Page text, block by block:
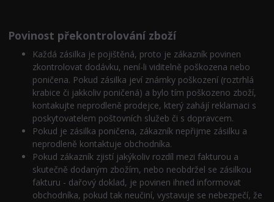
Povinost překontrolování zboží
Každá zásilka je pojištěná, proto je zákazník povinen
zkontrolovat dodávku, není-li viditelně poškozena nebo
poničena. Pokud zásilka jeví známky poškození (roztrhlá
krabice či jakkoliv poničená) a bylo tím poškozeno zboží,
kontakujte neprodleně prodejce, který zahájí reklamaci s
poskytovatelem poštovních služeb či s dopravcem.
Pokud je zásilka poničena, zákazník nepřijme zásilku a
neprodleně kontaktuje obchodníka.
Pokud zákazník zjistí jakýkoliv rozdíl mezi fakturou a
skutečně dodaným zbožím, nebo neobdržel se zásilkou
fakturu - dařový doklad, je povinen ihned informovat
obchodníka, pokud tak neučiní, vystavuje se nebezpečí, že